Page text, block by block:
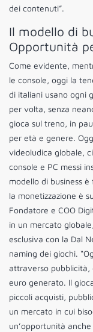
dei contenuti”.
Il modello di
Opportunità
Come evidente,
le console, oggi la
di italiani usano ogni
per volta, senza
gioca sul treno, in
per età e genere.
videoludica globale,
console e PC messi
modello di business
la monetizzazione è
Fondatore e COO
in un mercato
esclusiva con la Dal
naming dei giochi.
attraverso pubblicità,
euro generato. Il
piccoli acquisti,
un mercato in cui
un’opportunità